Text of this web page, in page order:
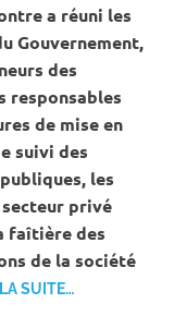
a réuni les
Gouvernement,
des
responsables
de mise en
suivi des
les
privé
faîtière des
de la société
SUITE…